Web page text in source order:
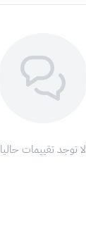
لا توجد تقييمات حاليا